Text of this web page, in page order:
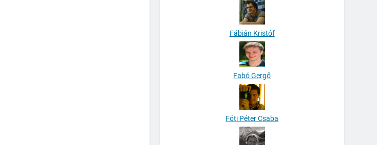
Fábián Kristóf
Fabó Gergő
Fóti Péter Csaba